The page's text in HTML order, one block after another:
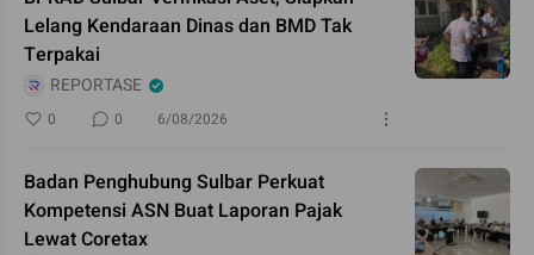
Lelang Kendaraan Dinas dan BMD Tak
Terpakai
REPORTASE
0 0 6/08/2026
Badan Penghubung Sulbar Perkuat
Kompetensi ASN Buat Laporan Pajak
Lewat Coretax